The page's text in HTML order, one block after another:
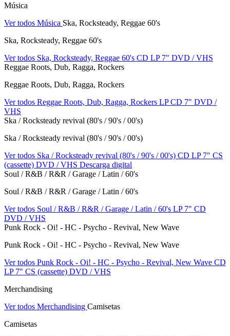
Música
Ver todos Música Ska, Rocksteady, Reggae 60's
Ska, Rocksteady, Reggae 60's
Ver todos Ska, Rocksteady, Reggae 60's CD LP 7" DVD / VHS
Reggae Roots, Dub, Ragga, Rockers
Reggae Roots, Dub, Ragga, Rockers
Ver todos Reggae Roots, Dub, Ragga, Rockers LPCD 7" DVD /
VHS
Ska / Rocksteady revival (80's / 90's / 00's)
Ska / Rocksteady revival (80's / 90's / 00's)
Ver todos Ska / Rocksteady revival (80's / 90's / 00's) CD LP 7" CS
(cassette) DVD / VHS Descarga digital
Soul / R&B / R&R / Garage / Latin / 60's
Soul / R&B / R&R / Garage / Latin / 60's
Ver todos Soul / R&B / R&R / Garage / Latin / 60's LP 7" CD
DVD / VHS
Punk Rock - Oi! - HC - Psycho - Revival, New Wave
Punk Rock - Oi! - HC - Psycho - Revival, New Wave
Ver todos Punk Rock - Oi! - HC - Psycho - Revival, New Wave CD
LP 7" CS (cassette) DVD / VHS
Merchandising
Ver todos Merchandising Camisetas
Camisetas